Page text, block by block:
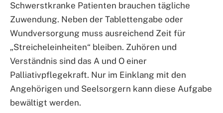
Schwerstkranke Patienten brauchen tägliche
Zuwendung. Neben der Tablettengabe oder
Wundversorgung muss ausreichend Zeit für
„Streicheleinheiten“ bleiben. Zuhören und
Verständnis sind das A und O einer
Palliativpflegekraft. Nur im Einklang mit den
Angehörigen und Seelsorgern kann diese Aufgabe
bewältigt werden.